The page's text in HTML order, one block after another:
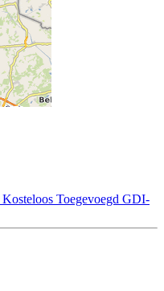
Kosteloos Toegevoegd GDI-